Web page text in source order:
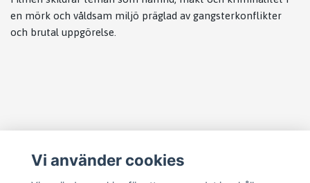
en mörk och våldsam miljö präglad av gangsterkonflikter
och brutal uppgörelse.
Köpvillkor
Vi använder cookies